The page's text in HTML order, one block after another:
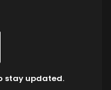
stay updated.